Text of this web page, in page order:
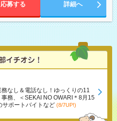
応募する 詳細へ
務なし＆電話なし！ゆっくりの11
務、＜SEKAI NO OWARI＊8月15
サポートバイトなど (8/7UP!)